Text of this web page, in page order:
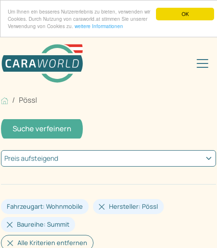
OK
Um Ihnen ein besseres Nutzererlebnis zu bieten, verwenden wir
Cookies. Durch Nutzung von caraworld.at stimmen Sie unserer
Verwendung von Cookies zu. weitere Informationen
Pössl
Suche verfeinern
Fahrzeugart: Wohnmobile Hersteller: Pössl
Baureihe: Summit
Alle Kriterien entfernen